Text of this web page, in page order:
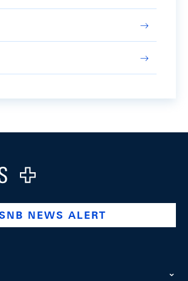
company/swiss-national-
www.youtube.com/@swissnationalbank
NEWS ALERT